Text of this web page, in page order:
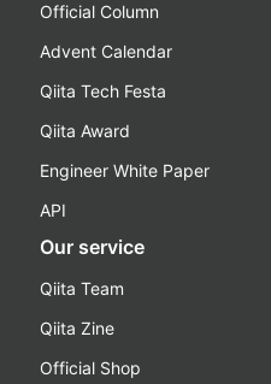
Official Column
Advent Calendar
Qiita Tech Festa
Qiita Award
Engineer White Paper
API
Our service
Qiita Team
Qiita Zine
Official Shop